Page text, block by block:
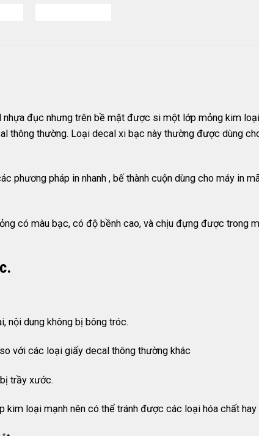
đục nhưng trên bề mặt được si một lớp mỏng kim
thông thường. Loại decal xi bạc này thường được dùng
phương pháp in nhanh , bế thành cuộn dùng cho máy in
có màu bạc, có độ bềnh cao, và chịu đựng được trong
nội dung không bị bông tróc.
với các loại giấy decal thông thường khác
trầy xước.
loại mạnh nên có thể tránh được các loại hóa chất hay